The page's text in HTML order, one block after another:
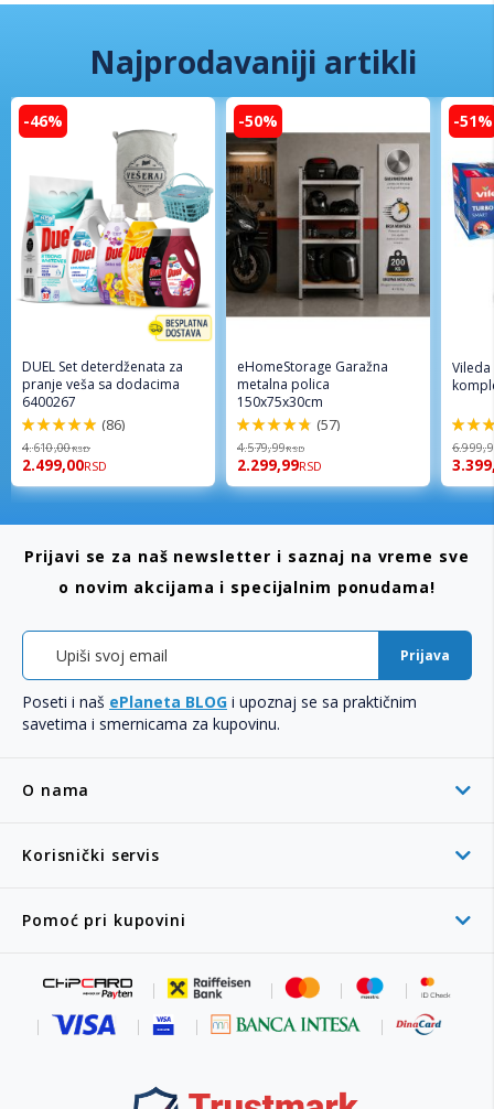
Najprodavaniji artikli
-46%
DUEL Set deterdženata za
pranje veša sa dodacima
6400267
98%
(86)
4.610,00RSD
2.499,00RSD
-50%
eHomeStorage Garažna
metalna polica
150x75x30cm
96%
(57)
4.579,99RSD
2.299,99RSD
-51%
92%
O nama
Korisnički servis
Pomoć pri kupovini
Prijavi se za naš newsletter i saznaj na vreme sve
o novim akcijama i specijalnim ponudama!
Prijava
Poseti i naš ePlaneta BLOG i upoznaj se sa praktičnim
savetima i smernicama za kupovinu.